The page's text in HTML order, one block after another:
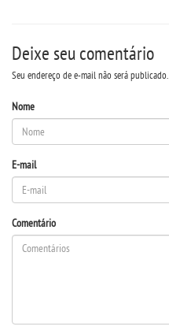
Deixe seu comentário
Seu endereço de e-mail não será publicado.
Nome
E-mail
Comentário